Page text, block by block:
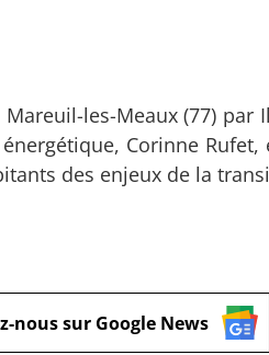
les-Meaux (77)
Corinne Rufet,
des enjeux de la
nous sur Google News